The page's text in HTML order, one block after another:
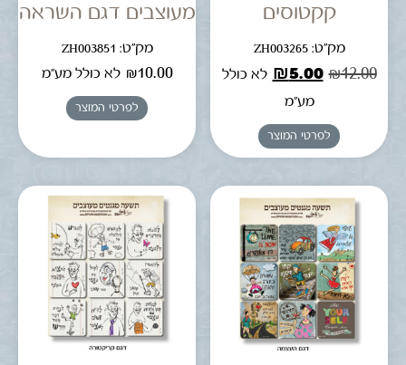
קקטוסים
מק"ט: ZH003265
₪12.00
₪5.00
לא כולל
מע"מ
לפרטי המוצר
מעוצבים דגם השראה
מק"ט: ZH003851
₪10.00 לא כולל מע"מ
לפרטי המוצר